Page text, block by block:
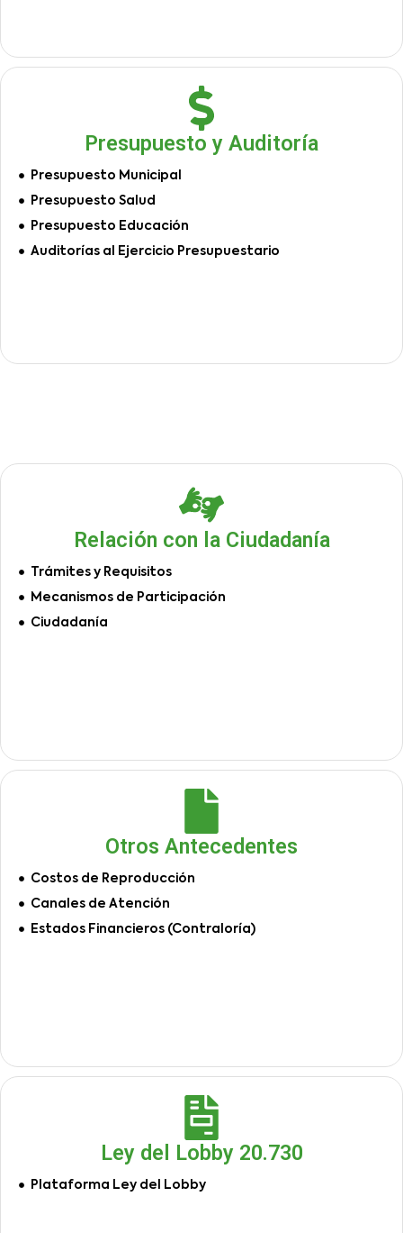
Presupuesto y Auditoría
Presupuesto Municipal
Presupuesto Salud
Presupuesto Educación
Auditorías al Ejercicio Presupuestario
Relación con la Ciudadanía
Trámites y Requisitos
Mecanismos de Participación
Ciudadanía
Otros Antecedentes
Costos de Reproducción
Canales de Atención
Estados Financieros (Contraloría)
Ley del Lobby 20.730
Plataforma Ley del Lobby